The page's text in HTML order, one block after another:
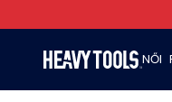
NŐI